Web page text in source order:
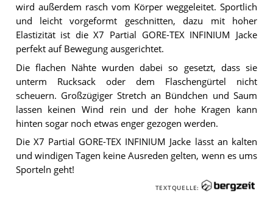
wird außerdem rasch vom Körper weggeleitet. Sportlich
und leicht vorgeformt geschnitten, dazu mit hoher
Elastizität ist die X7 Partial GORE-TEX INFINIUM Jacke
perfekt auf Bewegung ausgerichtet.
Die flachen Nähte wurden dabei so gesetzt, dass sie
unterm Rucksack oder dem Flaschengürtel nicht
scheuern. Großzügiger Stretch an Bündchen und Saum
lassen keinen Wind rein und der hohe Kragen kann
hinten sogar noch etwas enger gezogen werden.
Die X7 Partial GORE-TEX INFINIUM Jacke lässt an kalten
und windigen Tagen keine Ausreden gelten, wenn es ums
Sporteln geht!
TEXTQUELLE: